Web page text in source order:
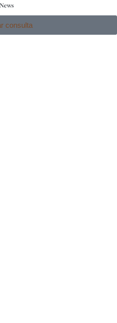
News
consulta